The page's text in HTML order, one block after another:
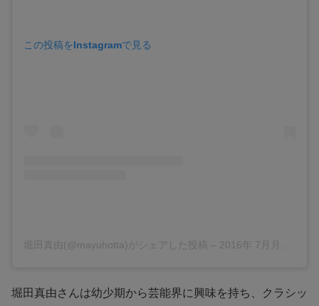
この投稿をInstagramで見る
堀田真由(@mayuhotta)がシェアした投稿 – 2016年 7月月10日午前7時45分PDT
堀田真由さんは幼少期から芸能界に興味を持ち、クラシッ